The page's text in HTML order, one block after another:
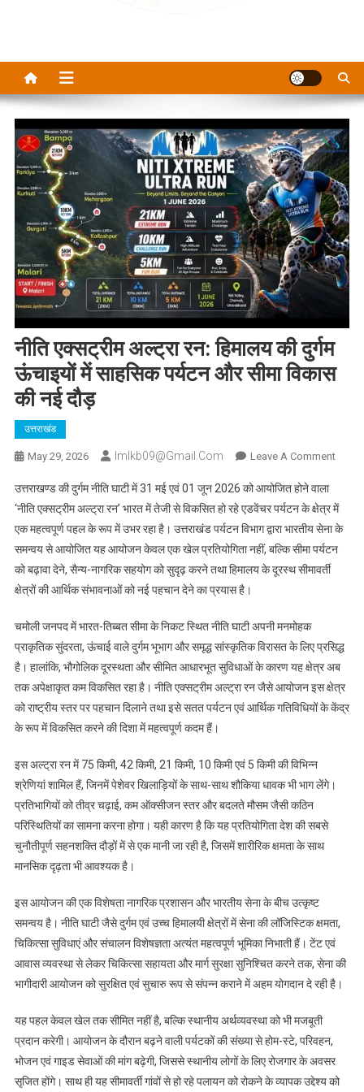
नीति एक्सट्रीम अल्ट्रा रन: हिमालय की दुर्गम
ऊंचाइयों में साहसिक पर्यटन और सीमा विकास
की नई दौड़
उत्तराखंड
May 29, 2026 Imlkb09@gmail.com Leave A CommentOn
अल्ट्रा
रन:
हिमालय
सीमा
विकास
उत्तराखण्ड की दुर्गम नीति घाटी में 31 मई एवं 01 जून 2026 को आयोजित होने वाला
‘नीति एक्सट्रीम अल्ट्रा रन’ भारत में तेजी से विकसित हो रहे एडवेंचर पर्यटन के क्षेत्र में
एक महत्वपूर्ण पहल के रूप में उभर रहा है। उत्तराखंड पर्यटन विभाग द्वारा भारतीय सेना के
समन्वय से आयोजित यह आयोजन केवल एक खेल प्रतियोगिता नहीं, बल्कि सीमा पर्यटन
को बढ़ावा देने, सैन्य-नागरिक सहयोग को सुदृढ़ करने तथा हिमालय के दूरस्थ सीमावर्ती
क्षेत्रों की आर्थिक संभावनाओं को नई पहचान देने का प्रयास है।
चमोली जनपद में भारत-तिब्बत सीमा के निकट स्थित नीति घाटी अपनी मनमोहक
प्राकृतिक सुंदरता, ऊंचाई वाले दुर्गम भूभाग और समृद्ध सांस्कृतिक विरासत के लिए प्रसिद्ध
है। हालांकि, भौगोलिक दूरस्थता और सीमित आधारभूत सुविधाओं के कारण यह क्षेत्र अब
तक अपेक्षाकृत कम विकसित रहा है। नीति एक्सट्रीम अल्ट्रा रन जैसे आयोजन इस क्षेत्र
को राष्ट्रीय स्तर पर पहचान दिलाने तथा इसे सतत पर्यटन एवं आर्थिक गतिविधियों के केंद्र
के रूप में विकसित करने की दिशा में महत्वपूर्ण कदम हैं।
इस अल्ट्रा रन में 75 किमी, 42 किमी, 21 किमी, 10 किमी एवं 5 किमी की विभिन्न
श्रेणियां शामिल हैं, जिनमें पेशेवर खिलाड़ियों के साथ-साथ शौकिया धावक भी भाग लेंगे।
प्रतिभागियों को तीव्र चढ़ाई, कम ऑक्सीजन स्तर और बदलते मौसम जैसी कठिन
परिस्थितियों का सामना करना होगा। यही कारण है कि यह प्रतियोगिता देश की सबसे
चुनौतीपूर्ण सहनशक्ति दौड़ों में से एक मानी जा रही है, जिसमें शारीरिक क्षमता के साथ
मानसिक दृढ़ता भी आवश्यक है।
इस आयोजन की एक विशेषता नागरिक प्रशासन और भारतीय सेना के बीच उत्कृष्ट
समन्वय है। नीति घाटी जैसे दुर्गम एवं उच्च हिमालयी क्षेत्रों में सेना की लॉजिस्टिक क्षमता,
चिकित्सा सुविधाएं और संचालन विशेषज्ञता अत्यंत महत्वपूर्ण भूमिका निभाती हैं। टेंट एवं
आवास व्यवस्था से लेकर चिकित्सा सहायता और मार्ग सुरक्षा सुनिश्चित करने तक, सेना की
भागीदारी आयोजन को सुरक्षित एवं सुचारु रूप से संपन्न कराने में अहम योगदान दे रही है।
यह पहल केवल खेल तक सीमित नहीं है, बल्कि स्थानीय अर्थव्यवस्था को भी मजबूती
प्रदान करेगी। आयोजन के दौरान बढ़ने वाली पर्यटकों की संख्या से होम-स्टे, परिवहन,
भोजन एवं गाइड सेवाओं की मांग बढ़ेगी, जिससे स्थानीय लोगों के लिए रोजगार के अवसर
सृजित होंगे। साथ ही यह सीमावर्ती गांवों से हो रहे पलायन को रोकने के व्यापक उद्देश्य को